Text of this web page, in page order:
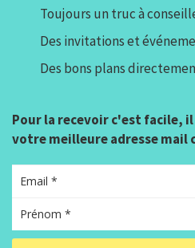
Toujours un truc à
Des invitations et
Des bons plans
Pour la recevoir c'est facile,
votre meilleure adresse mail